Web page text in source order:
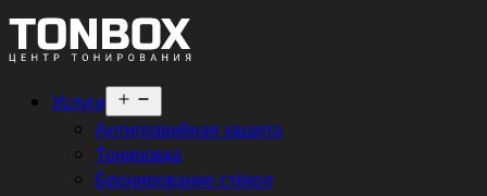
Услуги
меню
Антигравийная защита
Тонировка
Бронирование стёкол